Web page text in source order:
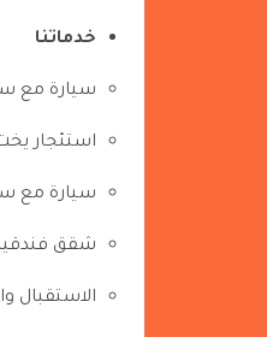
خدماتنا
سيارة مع
استئجار
سيارة مع
شقق
الاستقبال